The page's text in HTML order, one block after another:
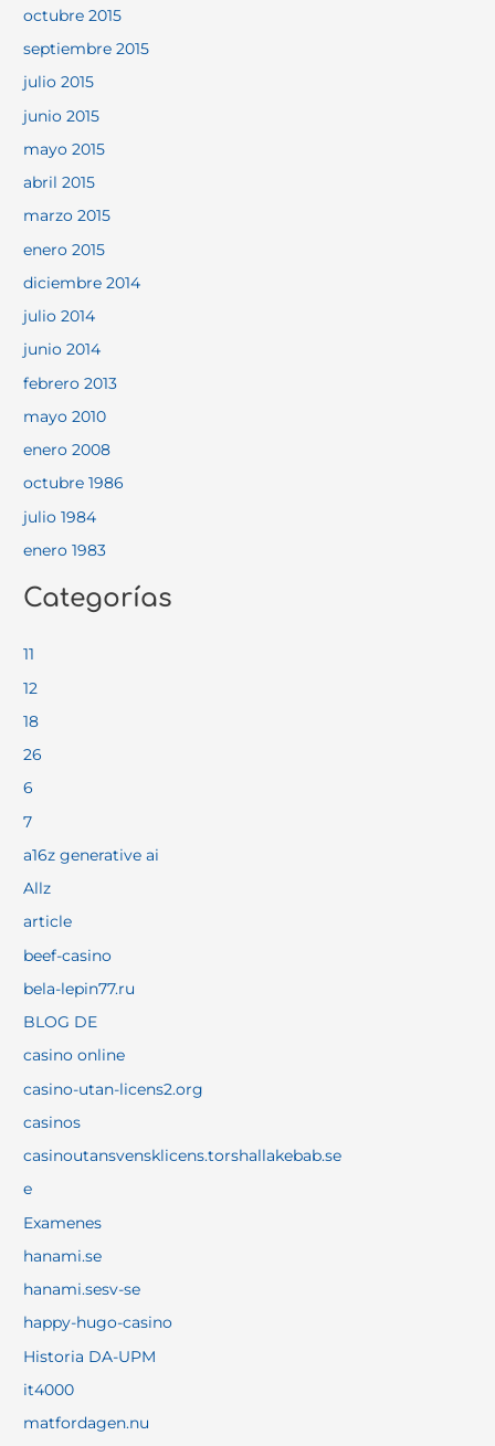
octubre 2015
septiembre 2015
julio 2015
junio 2015
mayo 2015
abril 2015
marzo 2015
enero 2015
diciembre 2014
julio 2014
junio 2014
febrero 2013
mayo 2010
enero 2008
octubre 1986
julio 1984
enero 1983
Categorías
11
12
18
26
6
7
a16z generative ai
Allz
article
beef-casino
bela-lepin77.ru
BLOG DE
casino online
casino-utan-licens2.org
casinos
casinoutansvensklicens.torshallakebab.se
e
Examenes
hanami.se
hanami.sesv-se
happy-hugo-casino
Historia DA-UPM
it4000
matfordagen.nu